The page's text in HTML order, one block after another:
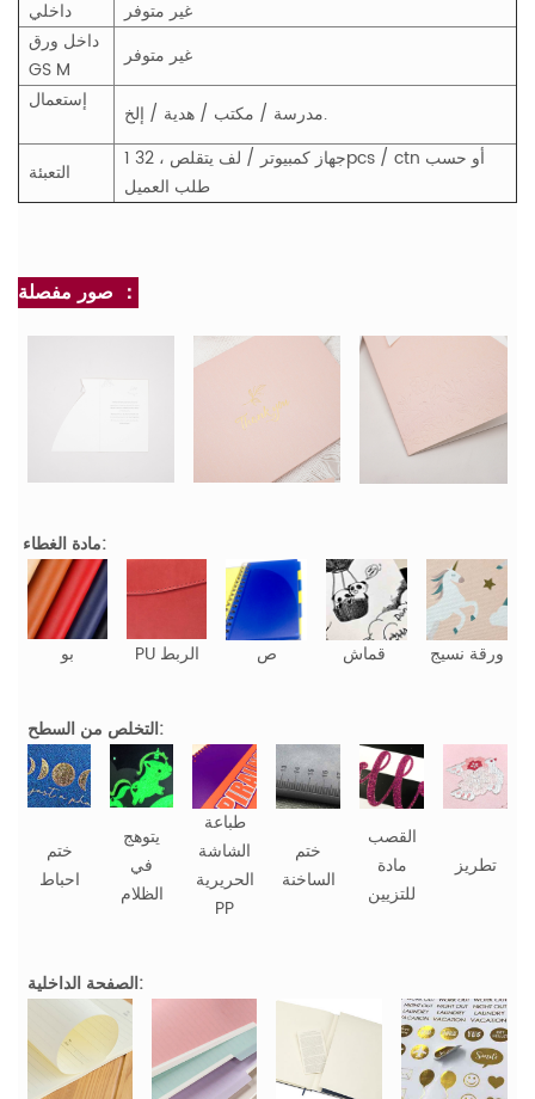
داخلي
غير متوفر
GS M
غير متوفر
إستعمال
مدرسة / مكتب / هدية / إلخ.
التعبئة
1 جهاز كمبيوتر / لف يتقلص ، 32pcs / ctn أو حسب
طلب العميل
صور مفصلة ：
مادة الغطاء:
بو PU الربط ص ورقة نسيج
التخلص من السطح:
ختم
احباط
يتوهج
في
الظلام
طباعة
الشاشة
الحريرية
PP
ختم
الساخنة
القصب
مادة
للتزيين
تطريز
الصفحة الداخلية: